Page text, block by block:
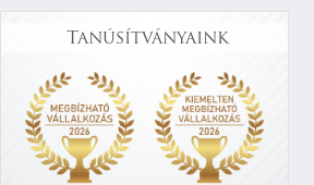
Tanúsítványaink